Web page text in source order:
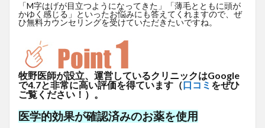
「M字はげが目立つようになってきた」「薄毛とともに頭が
かゆく感じる」といったお悩みにも答えてくれますので、ぜ
ひ無料カウンセリングを受けていただきたいですね。
牧野医師が設立、運営しているクリニックはGoogle
で4.7と非常に高い評価を得ています（口コミ をぜひ
ご覧ください！）。
医学的効果が確認済みのお薬を使用